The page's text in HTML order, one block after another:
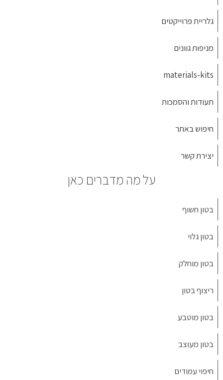
גלריית פרוייקטים
מניפות גוונים
materials-kits
תעודות והסמכות
חיפוש באתר
יצירת קשר
על מה מדברים כאן
בטון חשוף
בטון גלוי
בטון מוחלק
ריצוף בטון
בטון מוטבע
בטון מעוצב
חיפוי עמודים